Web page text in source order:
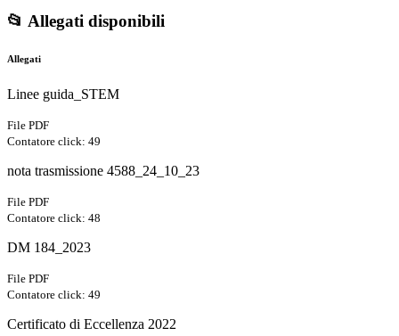
📂 Allegati disponibili
Allegati
Linee guida_STEM
File PDF
Contatore click: 49
nota trasmissione 4588_24_10_23
File PDF
Contatore click: 48
DM 184_2023
File PDF
Contatore click: 49
Certificato di Eccellenza 2022